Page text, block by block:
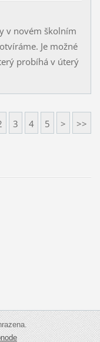
v novém školním
Je možné
probíhá v úterý
3 4 5 > >>